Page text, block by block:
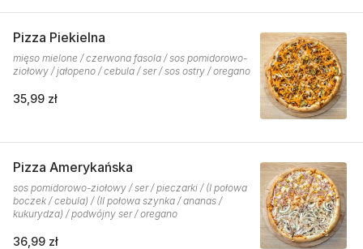
Pizza Piekielna
mięso mielone / czerwona fasola / sos pomidorowo-
ziołowy / jałopeno / cebula / ser / sos ostry / oregano
35,99 zł
Pizza Amerykańska
sos pomidorowo-ziołowy / ser / pieczarki / (I połowa
boczek / cebula) / (II połowa szynka / ananas /
kukurydza) / podwójny ser / oregano
36,99 zł